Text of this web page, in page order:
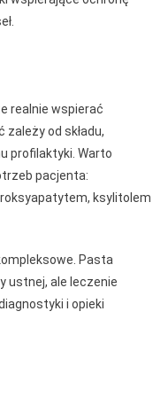
realnie wspierać
od składu,
profilaktyki. Warto
pacjenta:
ksylitolem
Pasta
ustnej, ale leczenie
i opieki